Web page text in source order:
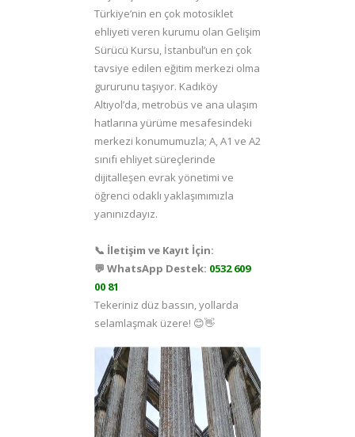
Türkiye’nin en çok motosiklet
ehliyeti veren kurumu olan Gelişim
Sürücü Kursu, İstanbul’un en çok
tavsiye edilen eğitim merkezi olma
gururunu taşıyor. Kadıköy
Altıyol’da, metrobüs ve ana ulaşım
hatlarına yürüme mesafesindeki
merkezi konumumuzla; A, A1 ve A2
sınıfı ehliyet süreçlerinde
dijitalleşen evrak yönetimi ve
öğrenci odaklı yaklaşımımızla
yanınızdayız.
📞 İletişim ve Kayıt İçin:
💬 WhatsApp Destek: 0532 609
00 81
Tekeriniz düz bassın, yollarda
selamlaşmak üzere! 😊👋